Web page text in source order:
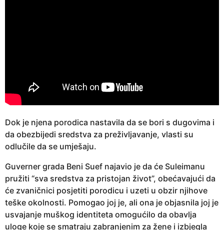
Dok je njena porodica nastavila da se bori s dugovima i
da obezbijedi sredstva za preživljavanje, vlasti su
odlučile da se umješaju.
Guverner grada Beni Suef najavio je da će Suleimanu
pružiti “sva sredstva za pristojan život”, obećavajući da
će zvaničnici posjetiti porodicu i uzeti u obzir njihove
teške okolnosti. Pomogao joj je, ali ona je objasnila joj je
usvajanje muškog identiteta omogućilo da obavlja
uloge koje se smatraju zabranjenim za žene i izbjegla